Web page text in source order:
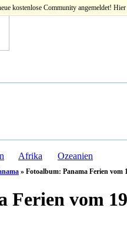
kostenlose Community angemeldet!
Afrika Ozeanien
» Fotoalbum: Panama Ferien vom
Ferien vom